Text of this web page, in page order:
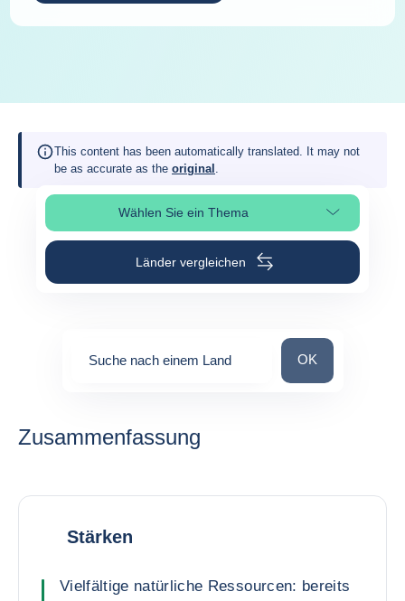
This content has been automatically translated. It may not
be as accurate as the original .
Wählen Sie ein ThemaSeitenabschnitt auswählen
Länder vergleichen
Suche nach einem Land Suche nach
OK
Zusammenfassung
Stärken
Vielfältige natürliche Ressourcen: bereits